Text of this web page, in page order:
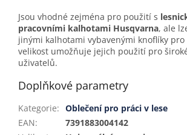
Jsou vhodné zejména pro použití s
pracovními kalhotami Husqvarna, ale
jinými kalhotami vybavenými knoflíky
velikost umožňuje jejich použití pro
uživatelů.
Doplňkové parametry
Kategorie: Oblečení pro práci v lese
EAN:
7391883004142